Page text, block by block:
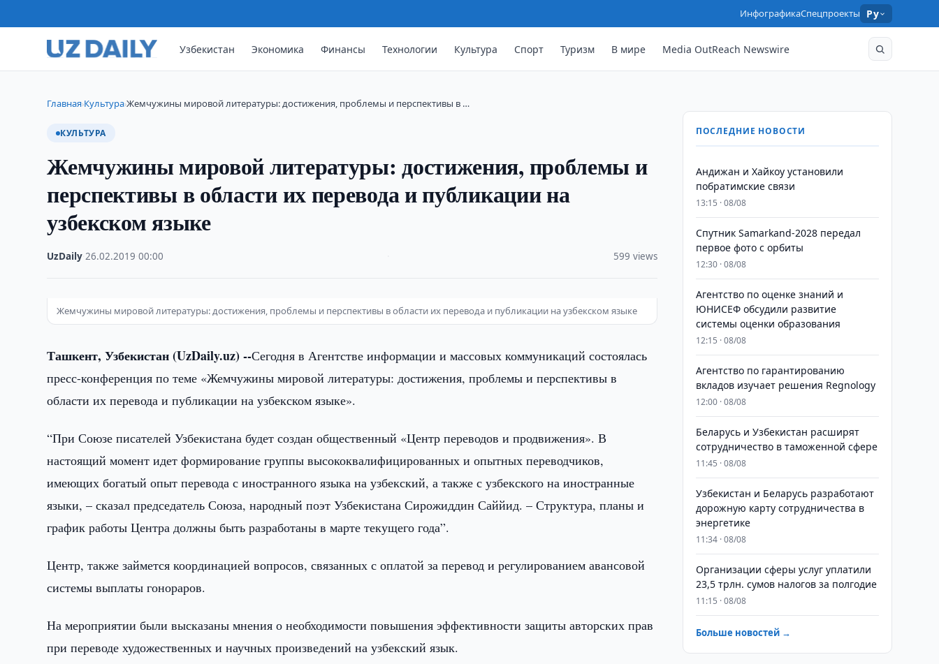
ИнфографикаСпецпроекты Ру
Узбекистан Экономика Финансы Технологии Культура Спорт Туризм В мире Media OutReach Newswire
Главная›Культура›Жемчужины мировой литературы: достижения, проблемы и перспективы в …
КУЛЬТУРА
Жемчужины мировой литературы: достижения, проблемы и
перспективы в области их перевода и публикации на
узбекском языке
UzDaily ·26.02.2019 ·00:00 599 views
Жемчужины мировой литературы: достижения, проблемы и перспективы в области их перевода и публикации на узбекском языке
Ташкент, Узбекистан (UzDaily.uz) --Сегодня в Агентстве информации и массовых коммуникаций состоялась
пресс-конференция по теме «Жемчужины мировой литературы: достижения, проблемы и перспективы в
области их перевода и публикации на узбекском языке».
“При Союзе писателей Узбекистана будет создан общественный «Центр переводов и продвижения». В
настоящий момент идет формирование группы высококвалифицированных и опытных переводчиков,
имеющих богатый опыт перевода с иностранного языка на узбекский, а также с узбекского на иностранные
языки, – сказал председатель Союза, народный поэт Узбекистана Сирожиддин Саййид. – Структура, планы и
график работы Центра должны быть разработаны в марте текущего года”.
Центр, также займется координацией вопросов, связанных с оплатой за перевод и регулированием авансовой
системы выплаты гонораров.
На мероприятии были высказаны мнения о необходимости повышения эффективности защиты авторских прав
при переводе художественных и научных произведений на узбекский язык.
ПОСЛЕДНИЕ НОВОСТИ
Андижан и Хайкоу установили
побратимские связи
13:15 · 08/08
Спутник Samarkand-2028 передал
первое фото с орбиты
12:30 · 08/08
Агентство по оценке знаний и
ЮНИСЕФ обсудили развитие
системы оценки образования
12:15 · 08/08
Агентство по гарантированию
вкладов изучает решения Regnology
12:00 · 08/08
Беларусь и Узбекистан расширят
сотрудничество в таможенной сфере
11:45 · 08/08
Узбекистан и Беларусь разработают
дорожную карту сотрудничества в
энергетике
11:34 · 08/08
Организации сферы услуг уплатили
23,5 трлн. сумов налогов за полгодие
11:15 · 08/08
Больше новостей →